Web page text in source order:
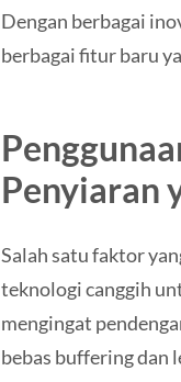
Dengan berbagai
berbagai fitur baru
Penyiaran
Salah satu faktor
teknologi canggih
mengingat
bebas buffering dan